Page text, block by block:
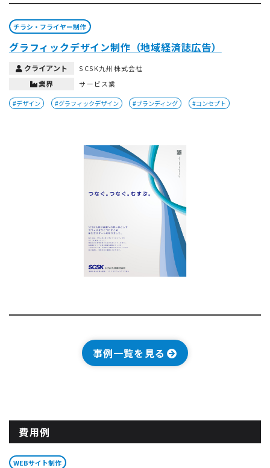
チラシ・フライヤー制作
グラフィックデザイン制作（地域経済誌広告）
クライアント SCSK九州株式会社
業界 サービス業
#デザイン #グラフィックデザイン #ブランディング #コンセプト
事例一覧を見る
費用例
WEBサイト制作